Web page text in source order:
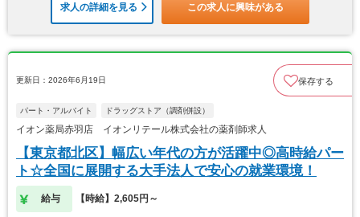
求人の詳細を見る この求人に興味がある
更新日：2026年6月19日 保存する
パート・アルバイト ドラッグストア（調剤併設）
イオン薬局赤羽店 イオンリテール株式会社の薬剤師求人
【東京都北区】幅広い年代の方が活躍中◎高時給パー
ト☆全国に展開する大手法人で安心の就業環境！
給与 【時給】2,605円～